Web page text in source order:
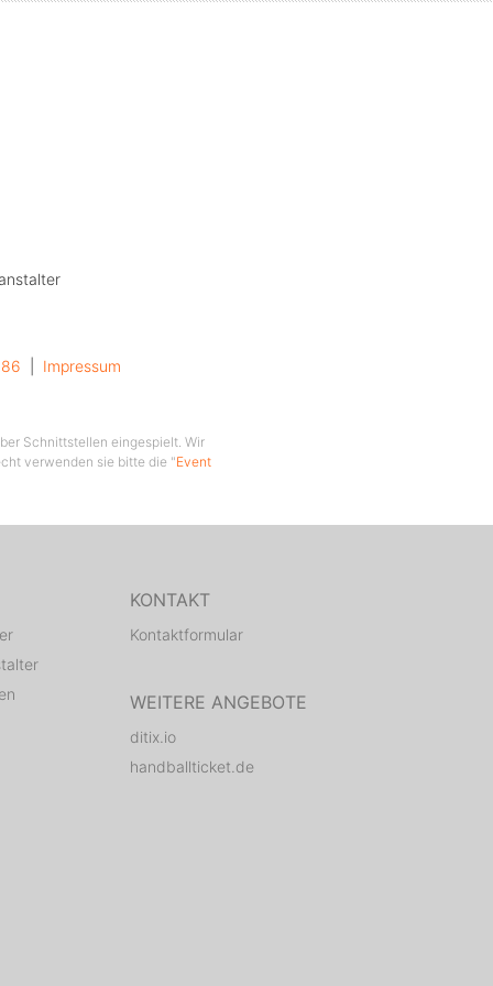
mit
Impressum
Schnittstellen eingespielt. Wir
verwenden sie bitte die "Event
KONTAKT
Kontaktformular
WEITERE ANGEBOTE
ditix.io
handballticket.de